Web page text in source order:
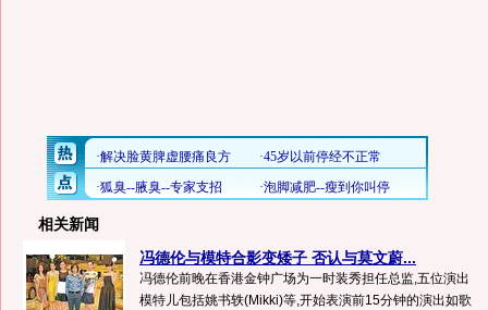
相关新闻
冯德伦与模特合影变矮子 否认与莫文蔚...
冯德伦前晚在香港金钟广场为一时装秀担任总监,五位演出
模特儿包括姚书轶(Mikki)等,开始表演前15分钟的演出如歌